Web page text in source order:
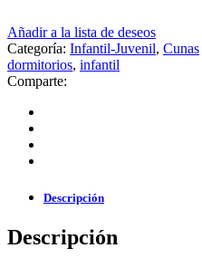
Añadir a la lista de deseos
Categoría: Infantil-Juvenil, Cunas
dormitorios, infantil
Comparte:
Descripción
Descripción